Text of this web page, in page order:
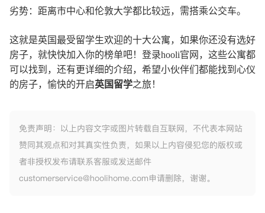
劣势：距离市中心和伦敦大学都比较远，需搭乘公交车。
这就是英国最受留学生欢迎的十大公寓，如果你还没有选好
房子，就快快加入你的榜单吧！登录hooli官网，这些公寓都
可以找到，还有更详细的介绍，希望小伙伴们都能找到心仪
的房子，愉快的开启英国留学之旅！
免责声明：以上内容文字或图片转载自互联网，不代表本网站
赞同其观点和对其真实性负责，如果以上内容侵犯您的版权或
者非授权发布请联系客服或发送邮件
customerservice@hoolihome.com申请删除，谢谢。